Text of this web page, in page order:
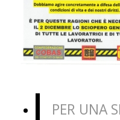
PER UNA